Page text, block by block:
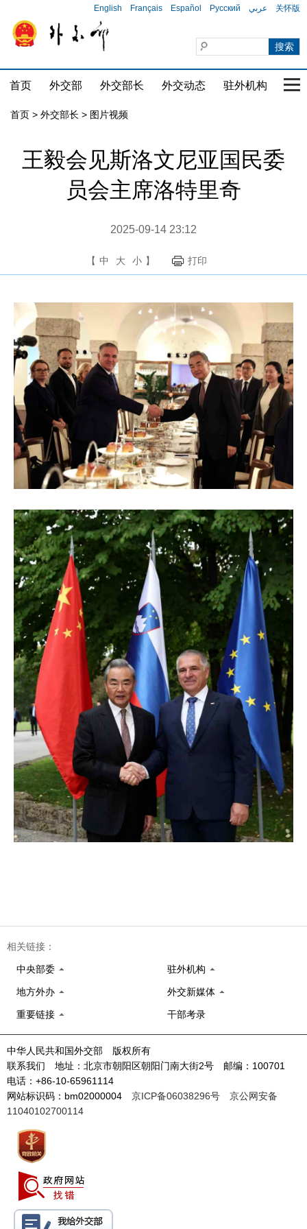
English Français Español Русский عربي 关怀版
首页 外交部 外交部长 外交动态 驻外机构 国
首页 > 外交部长 > 图片视频
王毅会见斯洛文尼亚国民委
员会主席洛特里奇
2025-09-14 23:12
【 中 大 小 】 打印
相关链接：
中央部委 驻外机构
地方外办 外交新媒体
重要链接 干部考录
中华人民共和国外交部 版权所有
联系我们 地址：北京市朝阳区朝阳门南大街2号 邮编：100701
电话：+86-10-65961114
网站标识码：bm02000004 京ICP备06038296号
京公网安备
11040102700114